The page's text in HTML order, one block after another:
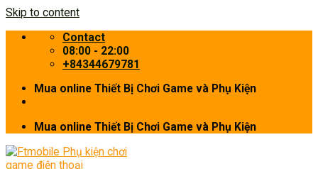
Skip to content
Contact
08:00 - 22:00
+84344679781
Mua online Thiết Bị Chơi Game và Phụ Kiện
Mua online Thiết Bị Chơi Game và Phụ Kiện